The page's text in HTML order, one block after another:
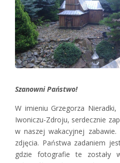
Szanowni Państwo!
W imieniu Grzegorza
Iwoniczu-Zdroju, serdecznie
w naszej wakacyjnej
zdjęcia. Państwa zadaniem
gdzie fotografie te zostały